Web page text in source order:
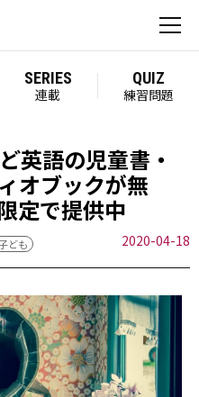
SERIES
連載
QUIZ
練習問題
英語の児童書・
オブックが無
定で提供中
ども 2020-04-18